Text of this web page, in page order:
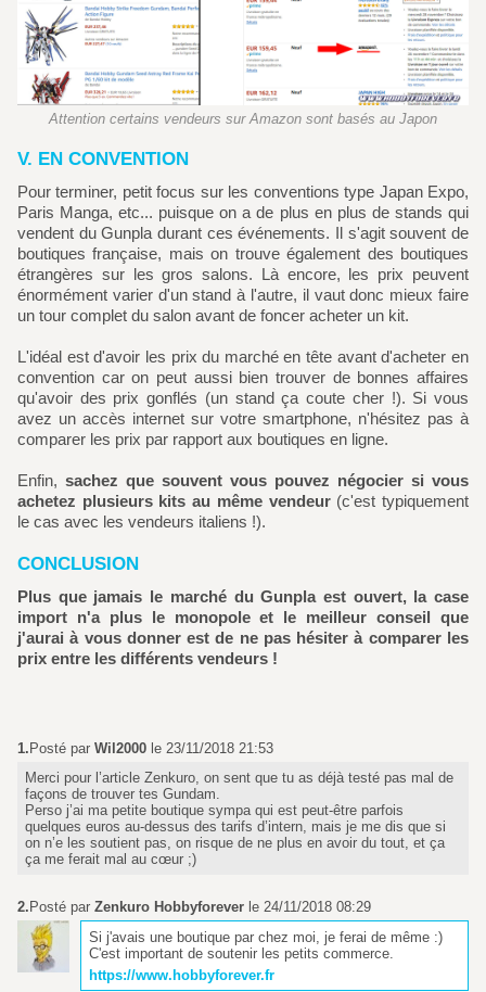
Attention certains vendeurs sur Amazon sont basés au Japon
V. EN CONVENTION
Pour terminer, petit focus sur les conventions type Japan Expo,
Paris Manga, etc... puisque on a de plus en plus de stands qui
vendent du Gunpla durant ces événements. Il s'agit souvent de
boutiques française, mais on trouve également des boutiques
étrangères sur les gros salons. Là encore, les prix peuvent
énormément varier d'un stand à l'autre, il vaut donc mieux faire
un tour complet du salon avant de foncer acheter un kit.
L'idéal est d'avoir les prix du marché en tête avant d'acheter en
convention car on peut aussi bien trouver de bonnes affaires
qu'avoir des prix gonflés (un stand ça coute cher !). Si vous
avez un accès internet sur votre smartphone, n'hésitez pas à
comparer les prix par rapport aux boutiques en ligne.
Enfin, sachez que souvent vous pouvez négocier si vous
achetez plusieurs kits au même vendeur (c'est typiquement
le cas avec les vendeurs italiens !).
CONCLUSION
Plus que jamais le marché du Gunpla est ouvert, la case
import n'a plus le monopole et le meilleur conseil que
j'aurai à vous donner est de ne pas hésiter à comparer les
prix entre les différents vendeurs !
1. Posté par Wil2000 le 23/11/2018 21:53
Merci pour l’article Zenkuro, on sent que tu as déjà testé pas mal de
façons de trouver tes Gundam.
Perso j’ai ma petite boutique sympa qui est peut-être parfois
quelques euros au-dessus des tarifs d’intern, mais je me dis que si
on n’e les soutient pas, on risque de ne plus en avoir du tout, et ça
ça me ferait mal au cœur ;)
2.Posté par Zenkuro Hobbyforever le 24/11/2018 08:29
Si j'avais une boutique par chez moi, je ferai de même :)
C'est important de soutenir les petits commerce.
https://www.hobbyforever.fr